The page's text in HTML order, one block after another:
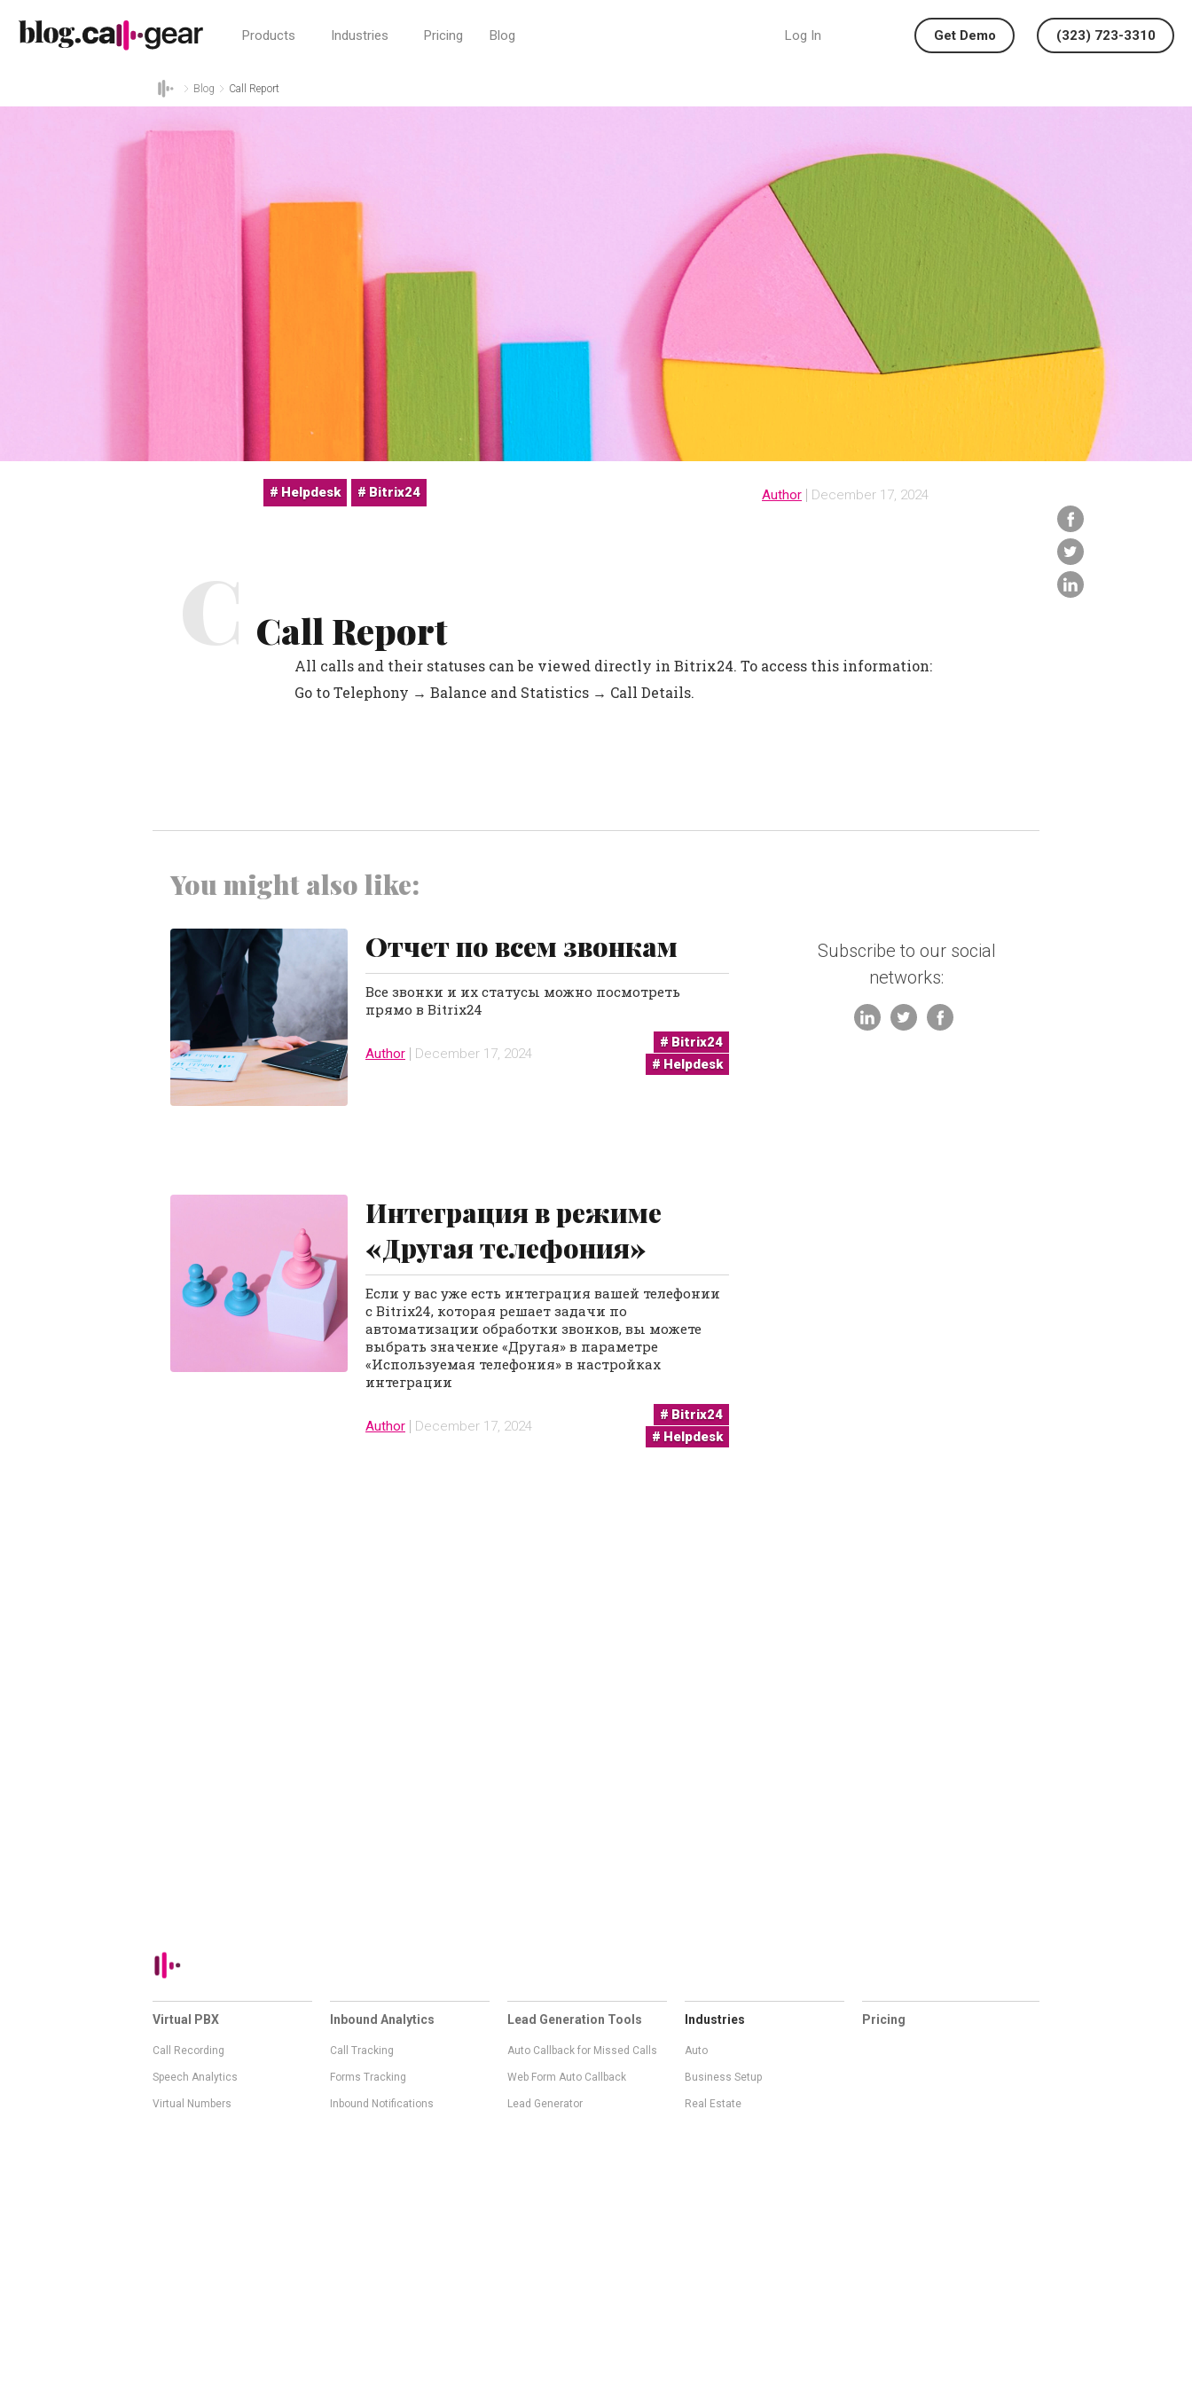
Products Industries Pricing Blog Log In Get Demo (323) 723-3310
Blog Call Report
Bitrix24
Helpdesk Author December 17, 2024
C Call Report
All calls and their statuses can be viewed directly in Bitrix24. To access this information:
Go to Telephony → Balance and Statistics → Call Details.
You might also like:
Отчет по всем звонкам
Все звонки и их статусы можно посмотреть
прямо в Bitrix24
Author December 17, 2024
Bitrix24
Helpdesk
Интеграция в режиме
«Другая телефония»
Если у вас уже есть интеграция вашей телефонии
с Bitrix24, которая решает задачи по
автоматизации обработки звонков, вы можете
выбрать значение «Другая» в параметре
«Используемая телефония» в настройках
интеграции
Author December 17, 2024
Bitrix24
Helpdesk
Subscribe to our social
networks:
Virtual PBX
Call Recording
Speech Analytics
Virtual Numbers
Inbound Analytics
Call Tracking
Forms Tracking
Inbound Notifications
Lead Generation Tools
Auto Callback for Missed Calls
Web Form Auto Callback
Lead Generator
Industries
Auto
Business Setup
Real Estate
Pricing